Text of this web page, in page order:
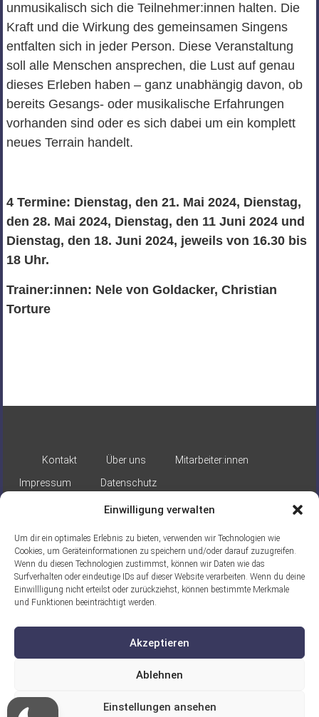
Einwilligung verwalten
Um dir ein optimales Erlebnis zu bieten, verwenden wir Technologien wie
Cookies, um Geräteinformationen zu speichern und/oder darauf zuzugreifen.
Wenn du diesen Technologien zustimmst, können wir Daten wie das
Surfverhalten oder eindeutige IDs auf dieser Website verarbeiten. Wenn du deine
Einwillligung nicht erteilst oder zurückziehst, können bestimmte Merkmale
und Funktionen beeinträchtigt werden.
Akzeptieren
Ablehnen
Einstellungen ansehen
unmusikalisch sich die Teilnehmer:innen halten. Die
Kraft und die Wirkung des gemeinsamen Singens
entfalten sich in jeder Person. Diese Veranstaltung
soll alle Menschen ansprechen, die Lust auf genau
dieses Erleben haben – ganz unabhängig davon, ob
bereits Gesangs- oder musikalische Erfahrungen
vorhanden sind oder es sich dabei um ein komplett
neues Terrain handelt.
4 Termine: Dienstag, den 21. Mai 2024, Dienstag,
den 28. Mai 2024, Dienstag, den 11 Juni 2024 und
Dienstag, den 18. Juni 2024, jeweils von 16.30 bis
18 Uhr.
Trainer:innen: Nele von Goldacker, Christian
Torture
Kontakt Über uns
Mitarbeiter:innen
Impressum
Datenschutz
Gefördert durch:
Ein Projekt der ASB Seelische